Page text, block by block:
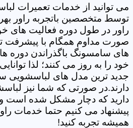
می توانید از خدمات تعمیرات
توسط متخصصین باتجربه راور
راور در طول دوره فعالیت های
صورت مداوم همگام با پیشرفت
های سامسونگ باگذراندن
خود را به روز می کنند؛ لذا
جدید ترین مدل های لباسشویی
دارند.در صورتی که شما نیز
دارید که دچار مشکل شده است و
پیشنهاد می کنیم حتما خدمات
همیشه تجربه کنید!